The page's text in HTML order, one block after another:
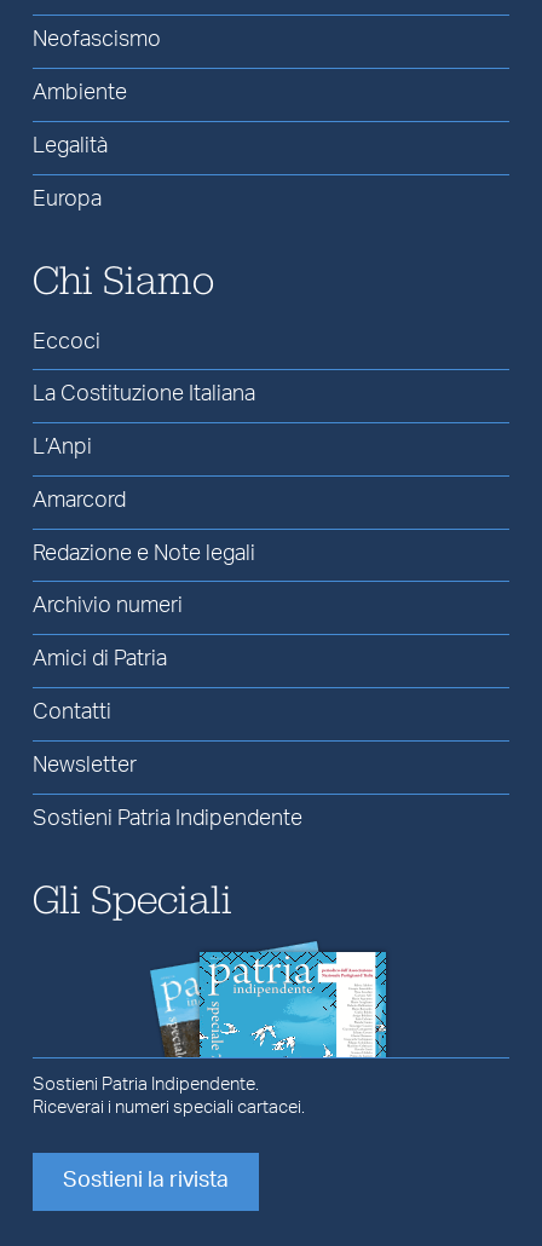
Neofascismo
Ambiente
Legalità
Europa
Chi Siamo
Eccoci
La Costituzione Italiana
L’Anpi
Amarcord
Redazione e Note legali
Archivio numeri
Amici di Patria
Contatti
Newsletter
Sostieni Patria Indipendente
Gli Speciali
Sostieni Patria Indipendente.
Riceverai i numeri speciali cartacei.
Sostieni la rivista